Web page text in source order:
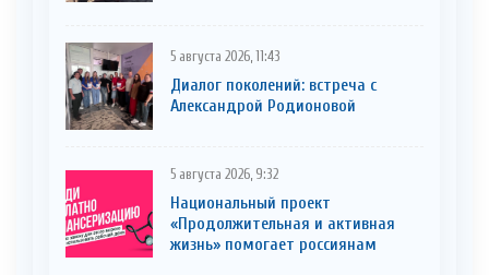
5 августа 2026, 11:43
Диалог поколений: встреча с
Александрой Родионовой
5 августа 2026, 9:32
Национальный проект
«Продолжительная и активная
жизнь» помогает россиянам